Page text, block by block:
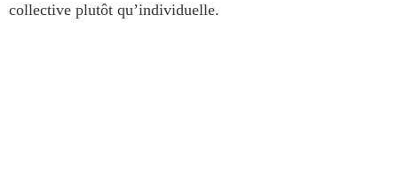
collective plutôt qu’individuelle.